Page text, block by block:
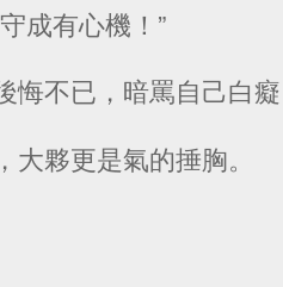
成有心機！”
不已，暗罵自己白癡
夥更是氣的捶胸。